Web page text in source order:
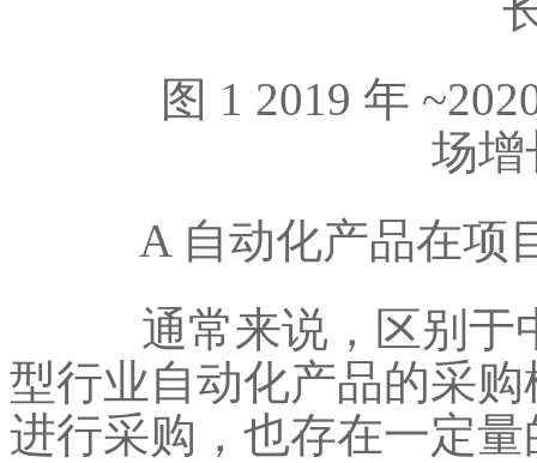
图 1 2019 年
场增
A 自动化产品在项
通常来说，区别于
型行业自动化产品的采
进行采购，也存在一定